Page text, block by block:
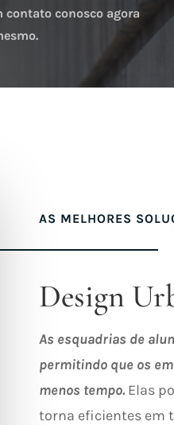
contato conosco agora
AS MELHORES
Design
As esquadrias de
permitindo que os
menos tempo.Elas
torna eficientes em